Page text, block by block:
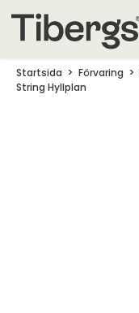
Startsida Förvaring
String Hyllplan